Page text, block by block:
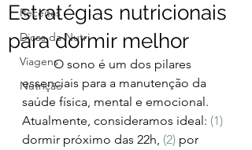
Receitas
Dicas da Nutri
Viagens
Nutrição
Estratégias nutricionais
para dormir melhor
	O sono é um dos pilares
essenciais para a manutenção da
saúde física, mental e emocional.
Atualmente, consideramos ideal: (1)
dormir próximo das 22h, (2) por